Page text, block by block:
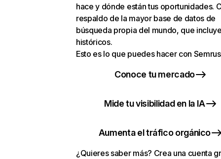
hace y dónde están tus oportunidades.
respaldo de la mayor base de datos de
búsqueda propia del mundo, que
históricos.
Esto es lo que puedes hacer con
Conoce tu mercado
Mide tu visibilidad en la IA
Aumenta el tráfico orgánico
¿Quieres saber más? Crea una cuenta